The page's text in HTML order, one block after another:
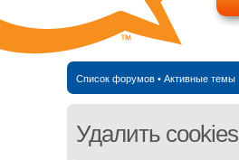
Список форумов• Активные темы
Удалить cookies